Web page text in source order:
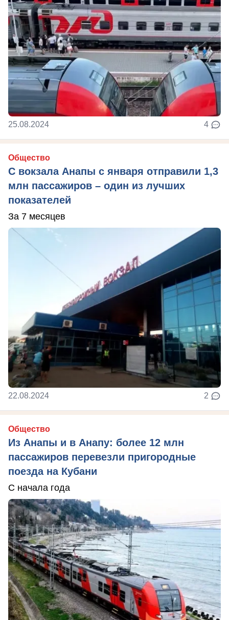
25.08.2024 4
Общество
С вокзала Анапы с января отправили 1,3
млн пассажиров – один из лучших
показателей
За 7 месяцев
22.08.2024 2
Общество
Из Анапы и в Анапу: более 12 млн
пассажиров перевезли пригородные
поезда на Кубани
С начала года